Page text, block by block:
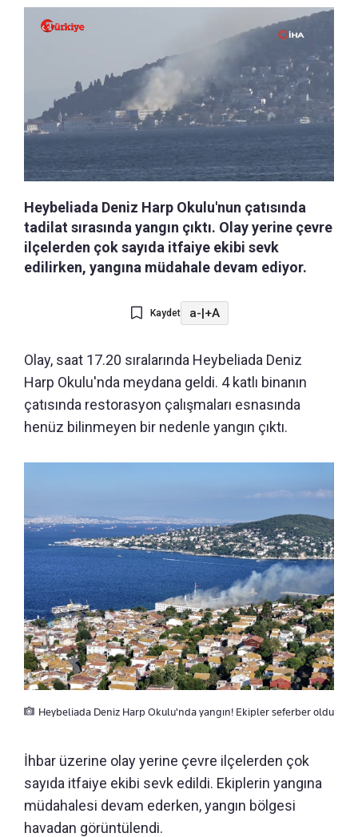
Heybeliada Deniz Harp Okulu'nun çatısında
tadilat sırasında yangın çıktı. Olay yerine çevre
ilçelerden çok sayıda itfaiye ekibi sevk
edilirken, yangına müdahale devam ediyor.
Kaydet a-|+A
Olay, saat 17.20 sıralarında Heybeliada Deniz
Harp Okulu'nda meydana geldi. 4 katlı binanın
çatısında restorasyon çalışmaları esnasında
henüz bilinmeyen bir nedenle yangın çıktı.
Heybeliada Deniz Harp Okulu'nda yangın! Ekipler seferber oldu
İhbar üzerine olay yerine çevre ilçelerden çok
sayıda itfaiye ekibi sevk edildi. Ekiplerin yangına
müdahalesi devam ederken, yangın bölgesi
havadan görüntülendi.